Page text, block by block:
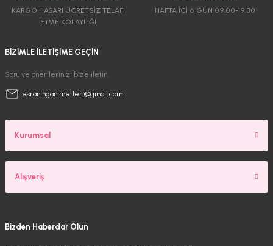
KARGO HASARI ÜCRETSİZ TELAFİ
ETME KOLAYLIĞI
HAFTA İÇİ 6 GÜN 09.00-19.30
BİZİMLE İLETİŞİME GEÇİN
Soru ve önerilerinizi bize iletin.
esraninganimetleri@gmail.com
Kurumsal
Alışveriş
Bizden Haberdar Olun